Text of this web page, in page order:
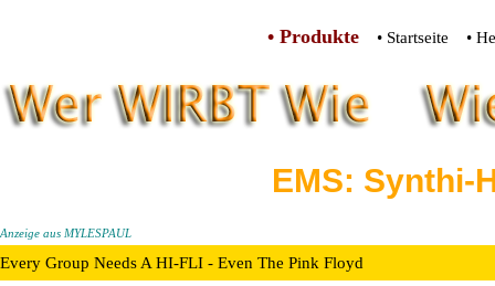
• Produkte • Startseite •
EMS: Synthi-
Anzeige aus MYLESPAUL
Every Group Needs A HI-FLI - Even The Pink Floyd